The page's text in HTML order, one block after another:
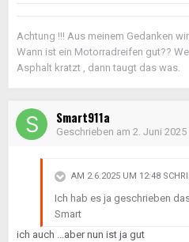
Achtung !!! Aus meinem Gedanken
Wann ist ein Motorradreifen gut??
Asphalt kratzt , dann taugt das was.
Smart911a
Geschrieben am 2. Juni 2025
AM 2.6.2025 UM 12:48
Ich hab es ja geschrieben
Smart
ich auch ...aber nun ist ja gut